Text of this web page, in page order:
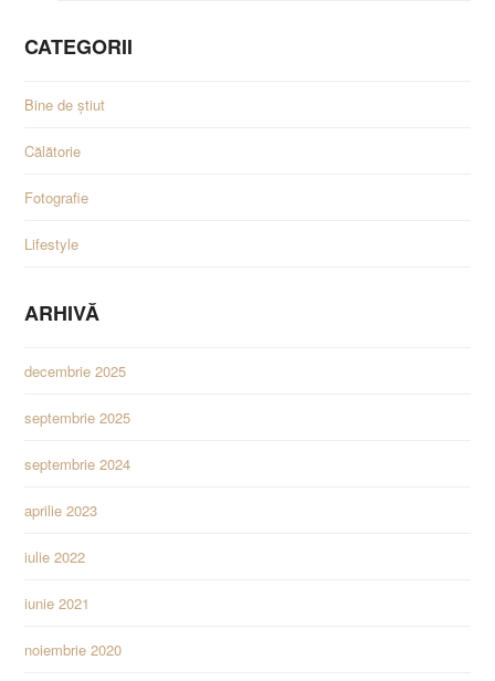
CATEGORII
Bine de știut
Călătorie
Fotografie
Lifestyle
ARHIVĂ
decembrie 2025
septembrie 2025
septembrie 2024
aprilie 2023
iulie 2022
iunie 2021
noiembrie 2020